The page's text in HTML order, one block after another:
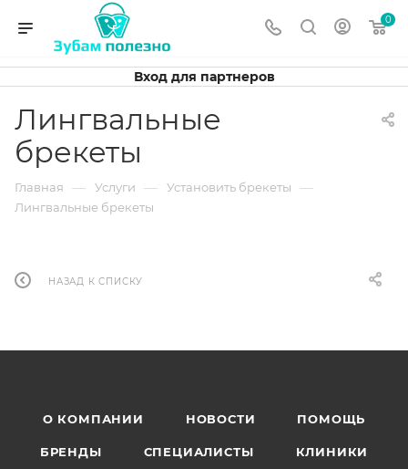
0
Вход для партнеров
Лингвальные
брекеты
Главная — Услуги — Установить брекеты —
Лингвальные брекеты
НАЗАД К СПИСКУ
О КОМПАНИИ НОВОСТИ ПОМОЩЬ
БРЕНДЫ СПЕЦИАЛИСТЫ КЛИНИКИ